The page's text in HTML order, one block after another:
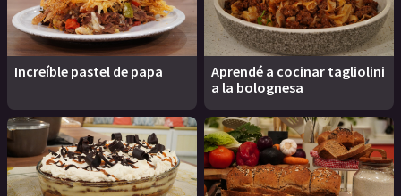
Increíble pastel de papa
Aprendé a cocinar tagliolini
a la bolognesa